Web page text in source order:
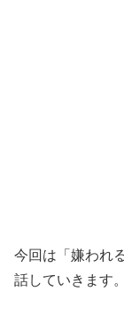
今回は「嫌われ
話していきます。